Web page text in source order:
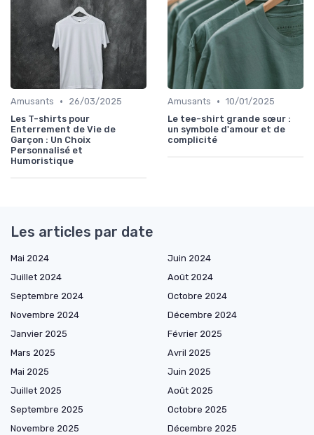
Amusants •
26/03/2025
Les T-shirts pour
Enterrement de Vie de
Garçon : Un Choix
Personnalisé et
Humoristique
Amusants • 10/01/2025
Le tee-shirt grande sœur :
un symbole d'amour et de
complicité
Les articles par date
Mai 2024
Juin 2024
Juillet 2024
Août 2024
Septembre 2024
Octobre 2024
Novembre 2024
Décembre 2024
Janvier 2025
Février 2025
Mars 2025
Avril 2025
Mai 2025
Juin 2025
Juillet 2025
Août 2025
Septembre 2025
Octobre 2025
Novembre 2025
Décembre 2025